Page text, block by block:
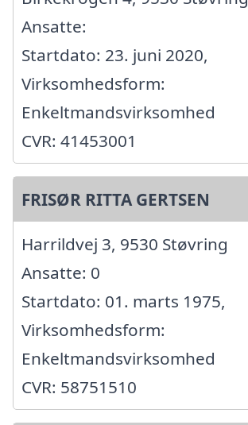
Ansatte:
Startdato: 23. juni 2020,
Virksomhedsform:
Enkeltmandsvirksomhed
CVR: 41453001
FRISØR RITTA GERTSEN
Harrildvej 3, 9530 Støvring
Ansatte: 0
Startdato: 01. marts 1975,
Virksomhedsform:
Enkeltmandsvirksomhed
CVR: 58751510